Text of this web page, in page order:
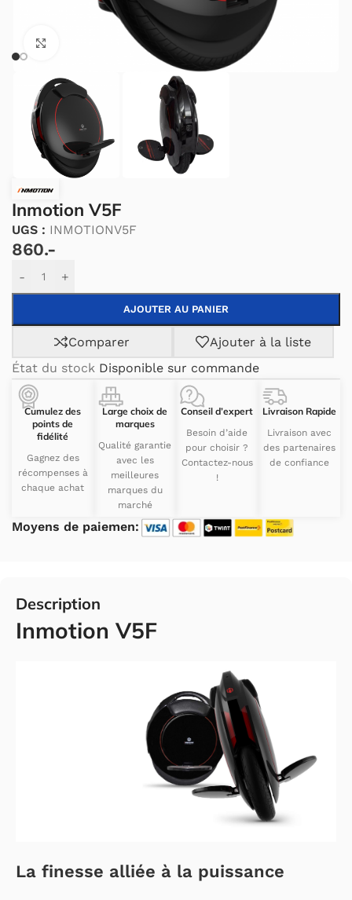
Cliquez pour agrandir.
Inmotion V5F
UGS : INMOTIONV5F
860.-
- +
AJOUTER AU PANIER
Alternative:
Comparer
Ajouter à la liste
État du stock Disponible sur commande
Cumulez des
points de
fidélité
Gagnez des
récompenses à
chaque achat
Large choix de
marques
Qualité garantie
avec les
meilleures
marques du
marché
Conseil d’expert
Besoin d’aide
pour choisir ?
Contactez-nous
!
Livraison Rapide
Livraison avec
des partenaires
de confiance
Moyens de paiemen:
Description
Inmotion V5F
La finesse alliée à la puissance